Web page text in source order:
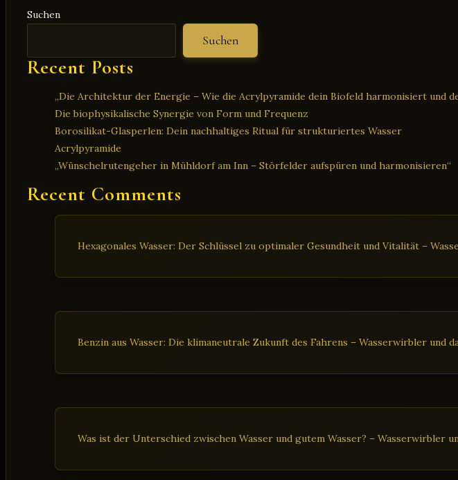
Suchen
Suchen
Recent Posts
„Die Architektur der Energie – Wie die Acrylpyramide dein Biofeld harmonisiert und
Die biophysikalische Synergie von Form und Frequenz
Borosilikat-Glasperlen: Dein nachhaltiges Ritual für strukturiertes Wasser
Acrylpyramide
„Wünschelrutengeher in Mühldorf am Inn – Störfelder aufspüren und harmonisieren“
Recent Comments
Hexagonales Wasser: Der Schlüssel zu optimaler Gesundheit und Vitalität –
Benzin aus Wasser: Die klimaneutrale Zukunft des Fahrens – Wasserwirbler und
Was ist der Unterschied zwischen Wasser und gutem Wasser? – Wasserwirbler